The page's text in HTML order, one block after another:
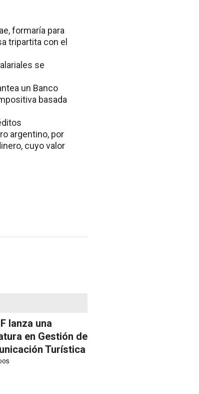
formaría para
tripartita con el
se
un Banco
basada
argentino, por
cuyo valor
lanza una
en Gestión de
Turística